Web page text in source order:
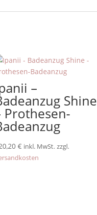
–
Shine
Prothesen-
€ inkl. MwSt. zzgl.